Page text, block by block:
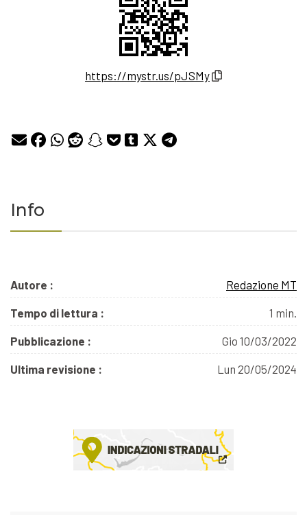
https://mystr.us/pJSMy
Info
Autore : Redazione MT
Tempo di lettura : 1 min.
Pubblicazione : Gio 10/03/2022
Ultima revisione : Lun 20/05/2024